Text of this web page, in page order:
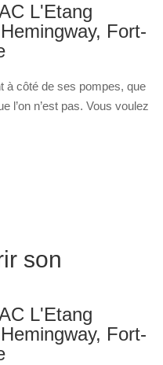
L'Etang
Fort-
à côté de ses pompes, que
l’on n’est pas. Vous voulez
son
L'Etang
Fort-